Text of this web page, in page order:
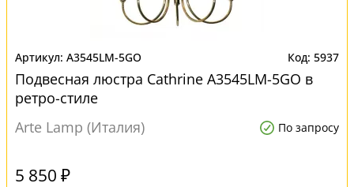
A3545LM-5GO 5937
Подвесная люстра Cathrine A3545LM-5GO в
ретро-стиле
Arte Lamp (Италия)
По запросу
5 850 ₽